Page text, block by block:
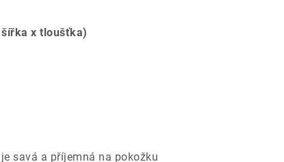
x tloušťka)
savá a příjemná na pokožku